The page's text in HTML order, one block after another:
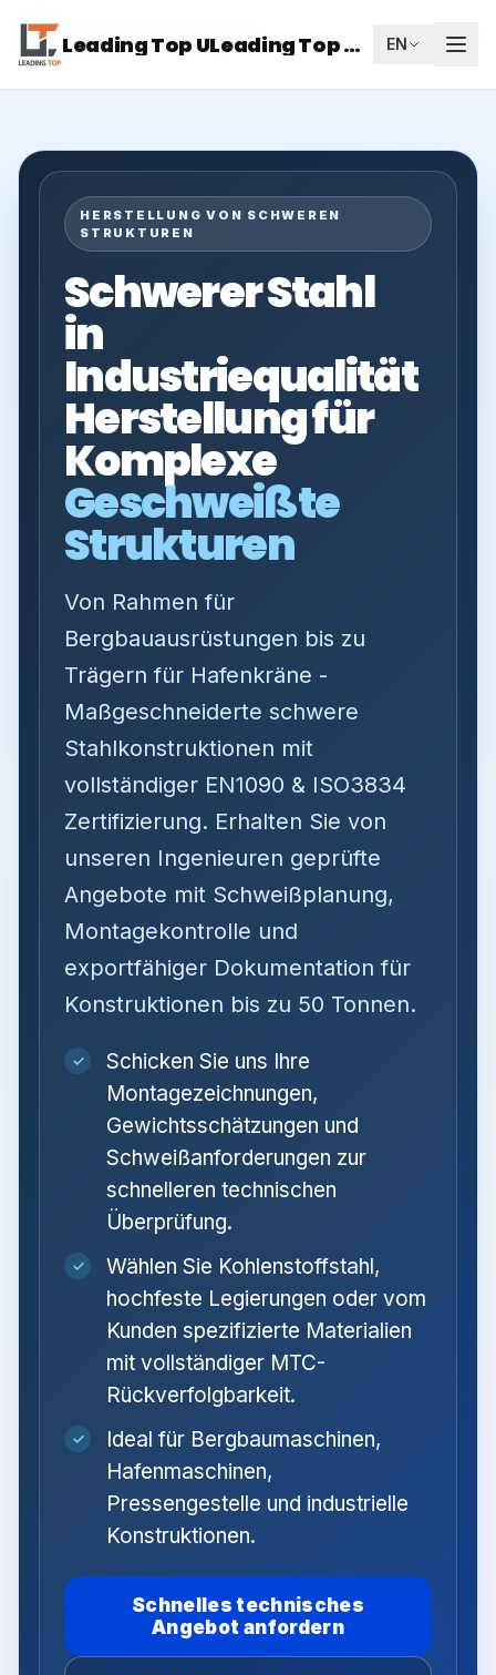
Leading Top Union DE
Leading Top ULeading Top Union EN
HERSTELLUNG VON SCHWEREN
STRUKTUREN
Schwerer Stahl
in
Industriequalität
Herstellung für
Komplexe
Geschweißte
Strukturen
Von Rahmen für
Bergbauausrüstungen bis zu
Trägern für Hafenkräne -
Maßgeschneiderte schwere
Stahlkonstruktionen mit
vollständiger EN1090 & ISO3834
Zertifizierung. Erhalten Sie von
unseren Ingenieuren geprüfte
Angebote mit Schweißplanung,
Montagekontrolle und
exportfähiger Dokumentation für
Konstruktionen bis zu 50 Tonnen.
✓
Schicken Sie uns Ihre
Montagezeichnungen,
Gewichtsschätzungen und
Schweißanforderungen zur
schnelleren technischen
Überprüfung.
✓
Wählen Sie Kohlenstoffstahl,
hochfeste Legierungen oder vom
Kunden spezifizierte Materialien
mit vollständiger MTC-
Rückverfolgbarkeit.
✓
Ideal für Bergbaumaschinen,
Hafenmaschinen,
Pressengestelle und industrielle
Konstruktionen.
Schnelles technisches
Angebot anfordern